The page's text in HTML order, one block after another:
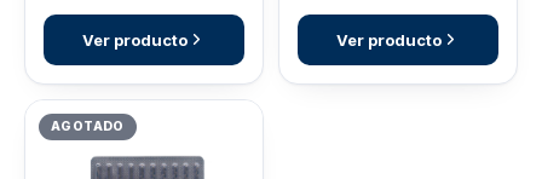
Ver producto Ver producto
AGOTADO